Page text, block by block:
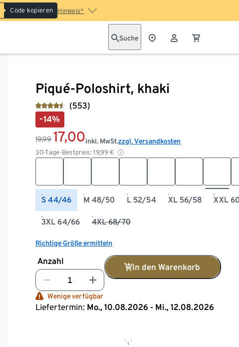
Code kopieren Hinweis*
Suche
Piqué-Poloshirt, khaki
(553)
-14%
19,99 17,00
30-Tage-Bestpreis: 19,99 €
inkl. MwSt.zzgl. Versandkosten
S 44/46 M 48/50 L 52/54 XL 56/58 XXL
3XL 64/66 4XL 68/70
Richtige Größe ermitteln
Anzahl
In den Warenkorb
Wenige verfügbar
Liefertermin: Mo., 10.08.2026 - Mi., 12.08.2026